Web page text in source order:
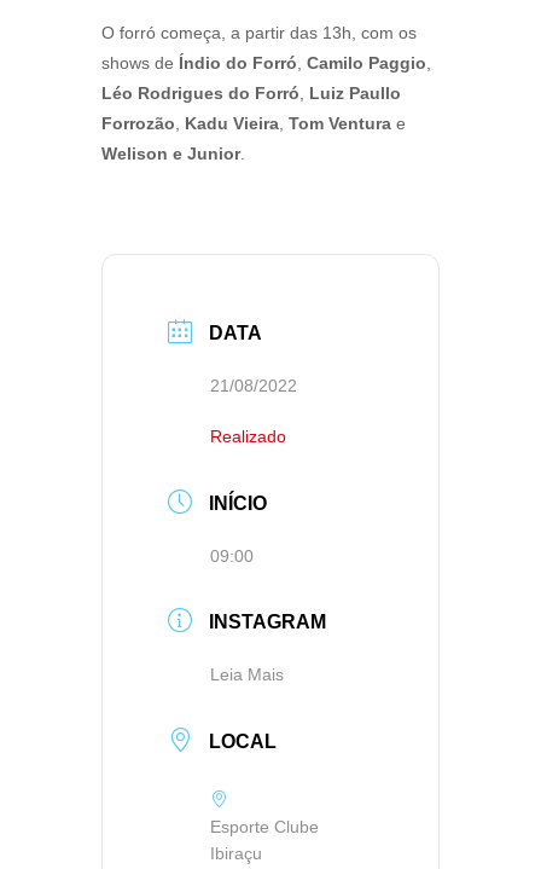
O forró começa, a partir das 13h, com os
shows de Índio do Forró Camilo Paggio
Léo Rodrigues do Forró
Luiz Paullo
Forrozão
Kadu Vieira Tom Ventura e
Welison e Junior.
DATA
21/08/2022
Realizado
INÍCIO
09:00
INSTAGRAM
Leia Mais
LOCAL
Esporte Clube
Ibiraçu